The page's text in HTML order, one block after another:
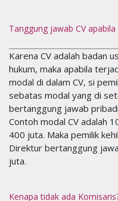
Tanggung jawab CV
Karena CV adalah badan
hukum, maka apabila
modal di dalam CV, si
sebatas modal yang di
bertanggung jawab
Contoh modal CV adalah
400 juta. Maka pemilik
Direktur bertanggung
juta.
Kenapa tidak ada